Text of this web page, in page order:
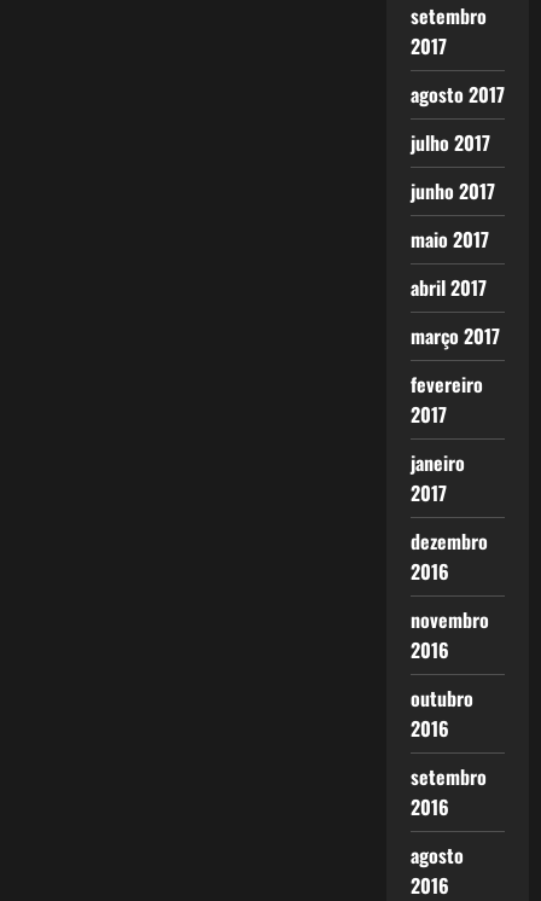
setembro
2017
agosto 2017
julho 2017
junho 2017
maio 2017
abril 2017
março 2017
fevereiro
2017
janeiro
2017
dezembro
2016
novembro
2016
outubro
2016
setembro
2016
agosto
2016